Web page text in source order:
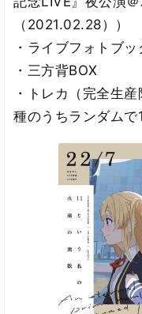
（2021.02.28））
・ライブフォトブッ
・三方背BOX
・トレカ（完全生
種のうちランダムで